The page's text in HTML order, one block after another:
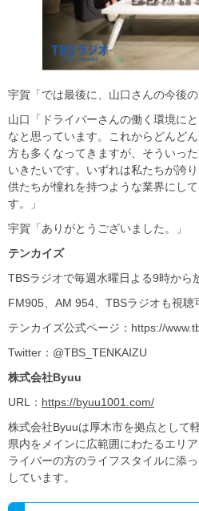
宇賀「では最後に、山口さんの今後
山口「ドライバーさんの働く環境に
なと思っています。これからどんど
方も多くなってきますが、そういっ
いきたいです。いずれは私たちが誇
供たちが憧れを持つような業界にし
す。」
宇賀「ありがとうございました。」
テンカイズ
TBSラジオで毎週水曜日よる9時から
FM905、AM 954、TBSラジオも視聴
テンカイズ公式ページ：https://
Twitter：@TBS_TENKAIZU
株式会社Byuu
URL： https://byuu1001.com/
株式会社Byuuは厚木市を拠点として
県内をメインに広範囲にわたるエリ
ライバーの方のライフスタイルに添
しています。